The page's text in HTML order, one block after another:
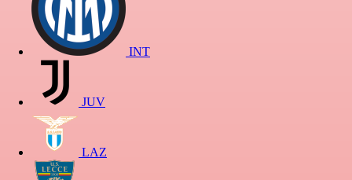
INT
JUV
LAZ